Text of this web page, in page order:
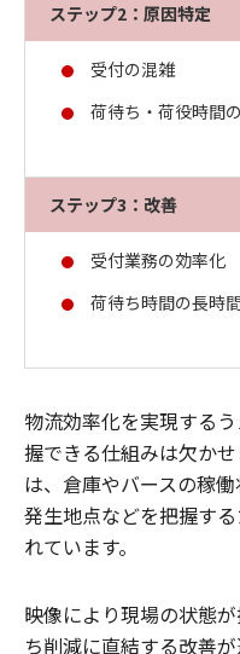
ステップ2：原因特定
受付の混雑
荷待ち・荷役時間
ステップ3：改善
受付業務の効率化
荷待ち時間の長時
物流効率化を実現する
握できる仕組みは欠か
は、倉庫やバースの稼
発生地点などを把握す
れています。
映像により現場の状態
ち削減に直結する改善